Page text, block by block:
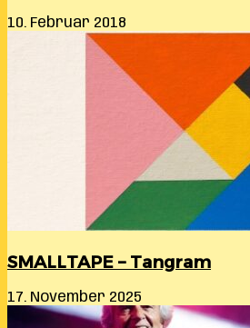
10. Februar 2018
SMALLTAPE – Tangram
17. November 2025